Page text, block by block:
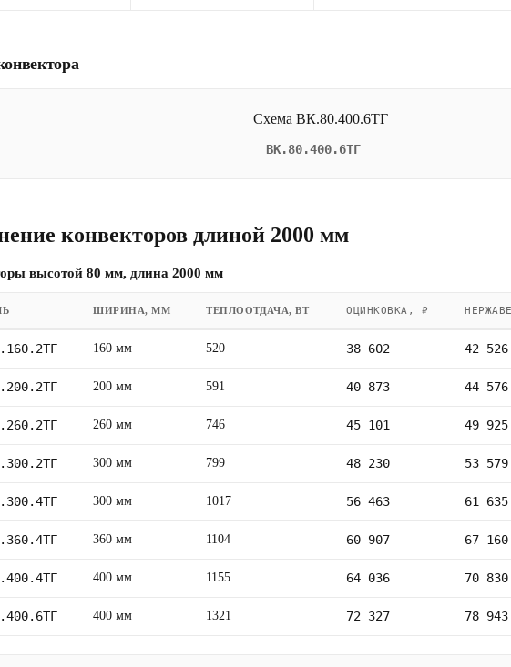
ВК.80.400.6ТГ
конвекторов длиной 2000 мм
высотой 80 мм, длина 2000 мм
ШИРИНА, ММ ТЕПЛООТДАЧА, ВТ ОЦИНКОВКА, ₽
160 мм 520 38 602 42 526
200 мм 591 40 873 44 576
260 мм 746 45 101 49 925
300 мм 799 48 230 53 579
300 мм 1017 56 463 61 635
360 мм 1104 60 907 67 160
400 мм 1155 64 036 70 830
400 мм 1321 72 327 78 943